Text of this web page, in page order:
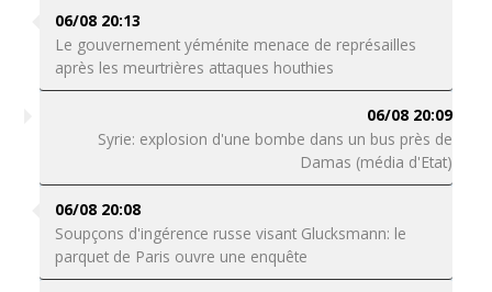
06/08 20:13
Le gouvernement yéménite menace de représailles
après les meurtrières attaques houthies
06/08 20:09
Syrie: explosion d'une bombe dans un bus près de
Damas (média d'Etat)
06/08 20:08
Soupçons d'ingérence russe visant Glucksmann: le
parquet de Paris ouvre une enquête